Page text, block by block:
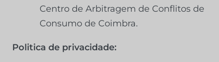
Centro de Arbitragem de Conflitos de
Consumo de Coimbra.
Politica de privacidade: